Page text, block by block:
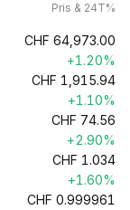
Pris & 24T%
CHF 64,973.00
+1.20%
CHF 1,915.94
+1.10%
CHF 74.56
+2.90%
CHF 1.034
+1.60%
CHF 0.999961